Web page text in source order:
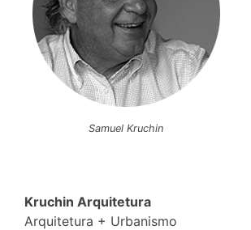
Samuel Kruchin
Kruchin Arquitetura
Arquitetura + Urbanismo